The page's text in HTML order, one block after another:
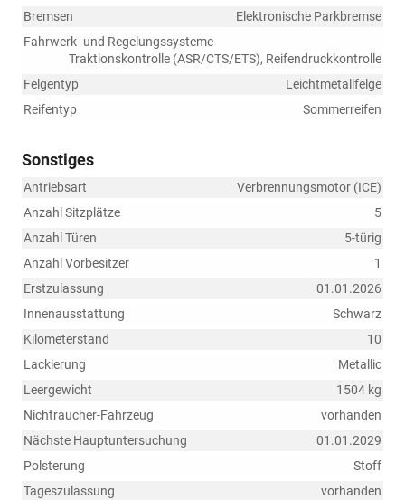
Bremsen
Elektronische Parkbremse
Fahrwerk- und Regelungssysteme
Traktionskontrolle (ASR/CTS/ETS), Reifendruckkontrolle
Felgentyp
Leichtmetallfelge
Reifentyp
Sommerreifen
Sonstiges
Antriebsart
Verbrennungsmotor (ICE)
Anzahl Sitzplätze
5
Anzahl Türen
5-türig
Anzahl Vorbesitzer
1
Erstzulassung
01.01.2026
Innenausstattung
Schwarz
Kilometerstand
10
Lackierung
Metallic
Leergewicht
1504 kg
Nichtraucher-Fahrzeug
vorhanden
Nächste Hauptuntersuchung
01.01.2029
Polsterung
Stoff
Tageszulassung
vorhanden